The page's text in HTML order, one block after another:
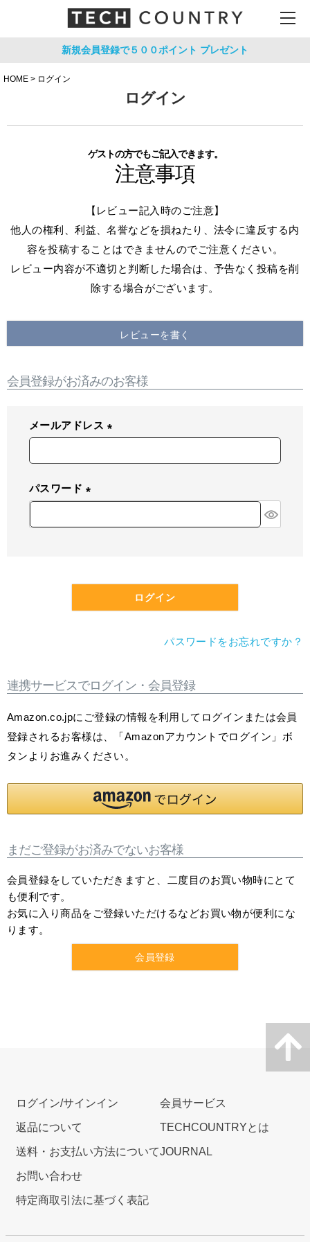
新規会員登録で５００ポイント プレゼント
HOME ログイン
ログイン
ゲストの方でもご記入できます。
注意事項
【レビュー記入時のご注意】
他人の権利、利益、名誉などを損ねたり、法令に違反する内
容を投稿することはできませんのでご注意ください。
レビュー内容が不適切と判断した場合は、予告なく投稿を削
除する場合がございます。
レビューを書く
会員登録がお済みのお客様
メールアドレス
必
パスワード
必
ログイン
パスワードをお忘れですか？
連携サービスでログイン・会員登録
Amazon.co.jpにご登録の情報を利用してログインまたは会員
登録されるお客様は、「Amazonアカウントでログイン」ボ
タンよりお進みください。
まだご登録がお済みでないお客様
会員登録をしていただきますと、二度目のお買い物時にとて
も便利です。
お気に入り商品をご登録いただけるなどお買い物が便利にな
ります。
会員登録
ログイン/サインイン
返品について
送料・お支払い方法について
お問い合わせ
特定商取引法に基づく表記
会員サービス
TECHCOUNTRYとは
JOURNAL